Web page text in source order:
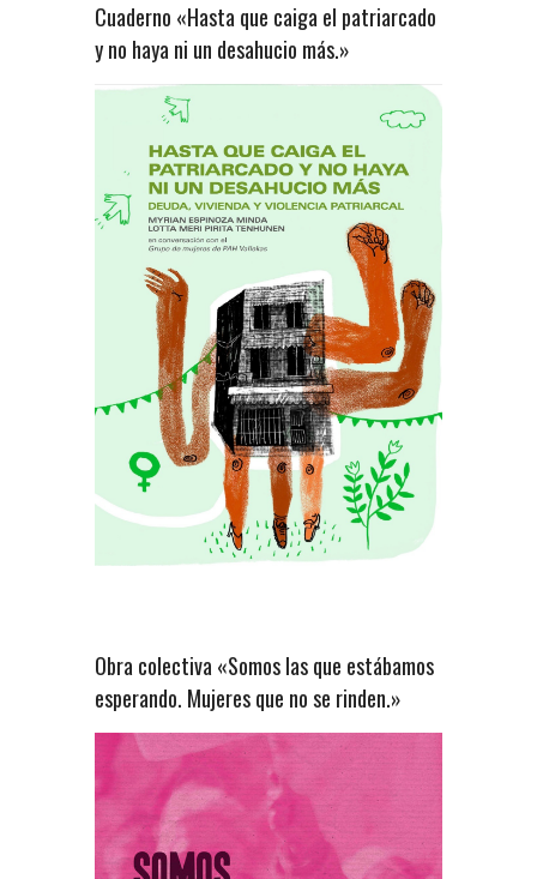
Cuaderno «Hasta que caiga el patriarcado
y no haya ni un desahucio más.»
Obra colectiva «Somos las que estábamos
esperando. Mujeres que no se rinden.»